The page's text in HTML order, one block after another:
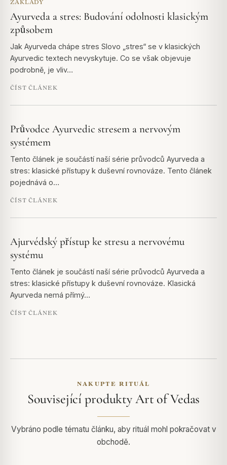
ZÁKLADY
Ayurveda a stres: Budování odolnosti klasickým
způsobem
Jak Ayurveda chápe stres Slovo „stres“ se v klasických
Ayurvedic textech nevyskytuje. Co se však objevuje
podrobně, je vliv…
ČÍST ČLÁNEK
Průvodce Ayurvedic stresem a nervovým
systémem
Tento článek je součástí naší série průvodců Ayurveda a
stres: klasické přístupy k duševní rovnováze. Tento článek
pojednává o…
ČÍST ČLÁNEK
Ajurvédský přístup ke stresu a nervovému
systému
Tento článek je součástí naší série průvodců Ayurveda a
stres: klasické přístupy k duševní rovnováze. Klasická
Ayurveda nemá přímý…
ČÍST ČLÁNEK
NAKUPTE RITUÁL
Související produkty Art of Vedas
Vybráno podle tématu článku, aby rituál mohl pokračovat v
obchodě.